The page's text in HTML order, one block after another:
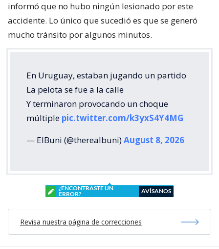
informó que no hubo ningún lesionado por este
accidente. Lo único que sucedió es que se generó
mucho tránsito por algunos minutos.
En Uruguay, estaban jugando un partido
La pelota se fue a la calle
Y terminaron provocando un choque
múltiple pic.twitter.com/k3yxS4Y4MG
— ElBuni (@therealbuni)August 8, 2026
¿ENCONTRASTE UN
ERROR?
AVÍSANOS
Revisa nuestra página de correcciones